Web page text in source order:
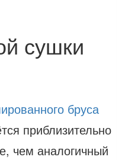
сушки
бруса
приблизительно
чем аналогичный